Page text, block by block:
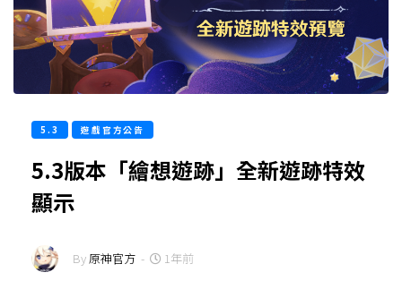
5.3 遊戲官方公告
5.3版本「繪想遊跡」全新遊跡特效
顯示
By原神官方 - 1年前